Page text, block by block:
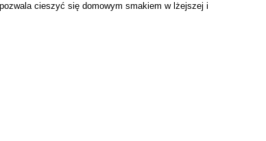
cieszyć się domowym smakiem w lżejszej i